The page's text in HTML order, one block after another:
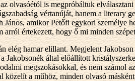
olvasóétól is megpróbáltuk
vértanúját, hanem a
amikor Petőfi egykori
értekezett, hogy ő mi minden
elég hamar elillant. Megjelent
által előállított
megszokásokkal, és nem
közelít a műhöz, minden olvasó